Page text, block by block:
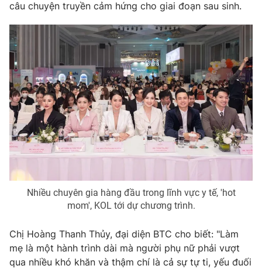
Góc doanh nghiệp
Truyền hình
Phim VTV
Hậu trường
Nhân vật
Khán giả
Giải sao mai
Giải trí
Điện ảnh
Âm nhạc
Sao
Đời sống
Du lịch
Làm đẹp
Chất lượng cuộc sống
Giáo dục
Tuyển sinh
Học trực tuyến
Công nghệ
Hitech Công nghệ tương lai
Sản phẩm
Tư vấn
Giao lưu trực tuyến
Chuyên mục khác
câu chuyện truyền cảm hứng cho giai đoạn sau sinh.
Nhiều chuyên gia hàng đầu trong lĩnh vực y tế, 'hot
mom', KOL tới dự chương trình.
Chị Hoàng Thanh Thủy, đại diện BTC cho biết: "Làm
mẹ là một hành trình dài mà người phụ nữ phải vượt
qua nhiều khó khăn và thậm chí là cả sự tự ti, yếu đuối